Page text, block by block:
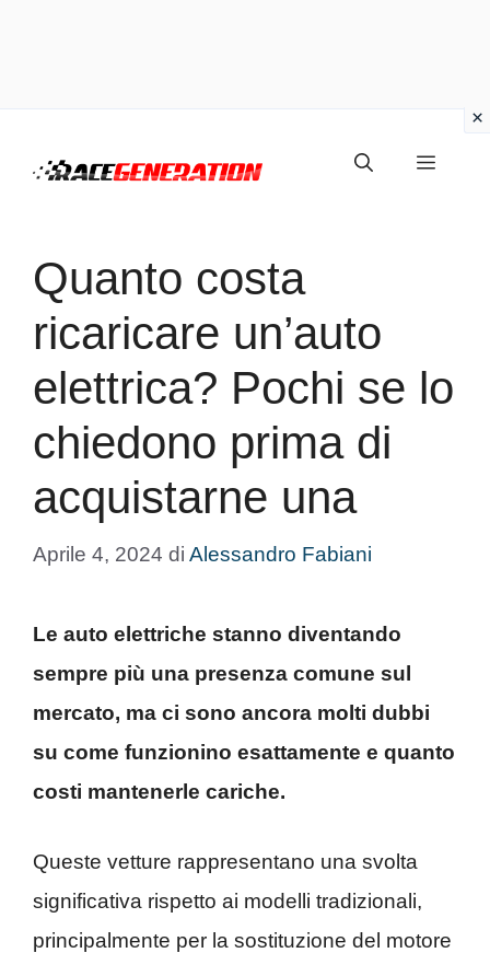
Menu
Quanto costa
ricaricare un’auto
elettrica? Pochi se lo
chiedono prima di
acquistarne una
Aprile 4, 2024 di Alessandro Fabiani
Le auto elettriche stanno diventando
sempre più una presenza comune sul
mercato, ma ci sono ancora molti dubbi
su come funzionino esattamente e quanto
costi mantenerle cariche.
Queste vetture rappresentano una svolta
significativa rispetto ai modelli tradizionali,
principalmente per la sostituzione del motore